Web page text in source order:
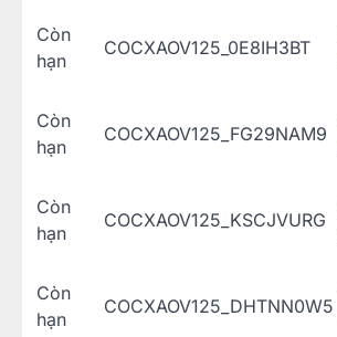
Còn
hạn
COCXAOV125_0E8IH3BT
Còn
hạn
COCXAOV125_FG29NAM9
Còn
hạn
COCXAOV125_KSCJVURG
Còn
hạn
COCXAOV125_DHTNN0W5